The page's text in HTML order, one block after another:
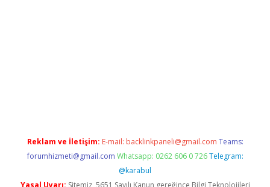
Reklam ve İletişim: E-mail: backlinkpaneli@gmail.com Teams:
forumhizmeti@gmail.com Whatsapp: 0262 606 0 726 Telegram:
@karabul
Yasal Uyarı: Sitemiz, 5651 Sayılı Kanun gereğince Bilgi Teknolojileri